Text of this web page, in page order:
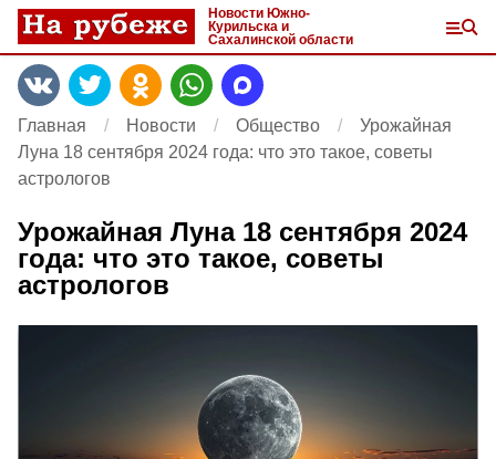
Новости Южно-
Курильска и
Сахалинской области
Главная Новости Общество
Урожайная
Луна 18 сентября 2024 года: что это такое, советы
астрологов
Урожайная Луна 18 сентября 2024
года: что это такое, советы
астрологов